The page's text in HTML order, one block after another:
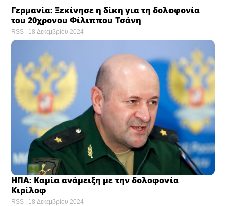
Γερμανία: Ξεκίνησε η δίκη για τη δολοφονία
του 20χρονου Φίλιππου Τσάνη
RSS 18 Δεκεμβρίου 2024
ΗΠΑ: Καμία ανάμειξη με την δολοφονία
Κιρίλοφ
RSS 18 Δεκεμβρίου 2024